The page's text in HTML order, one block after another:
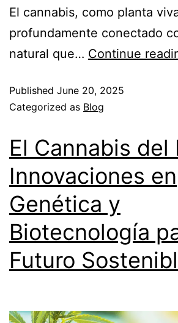
El cannabis, como planta
profundamente conectado
natural que… Continue
Published June 20, 2025
Categorized as Blog
El Cannabis del
Innovaciones en
Genética y
Biotecnología
Futuro